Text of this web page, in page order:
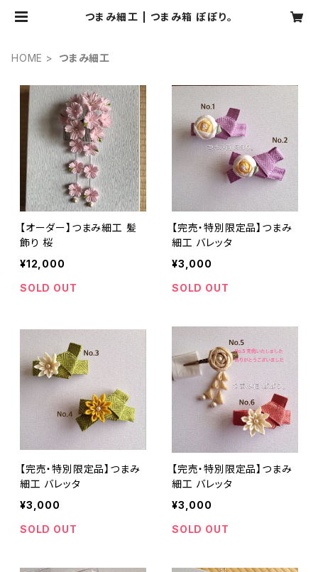
つまみ細工 | つまみ箱 ぽぽり。
HOME つまみ細工
【オーダー】つまみ細工 髪
飾り 桜
¥12,000
SOLD OUT
【完売・特別限定品】つまみ
細工 バレッタ
¥3,000
SOLD OUT
【完売・特別限定品】つまみ
細工 バレッタ
¥3,000
SOLD OUT
【完売・特別限定品】つまみ
細工 バレッタ
¥3,000
SOLD OUT